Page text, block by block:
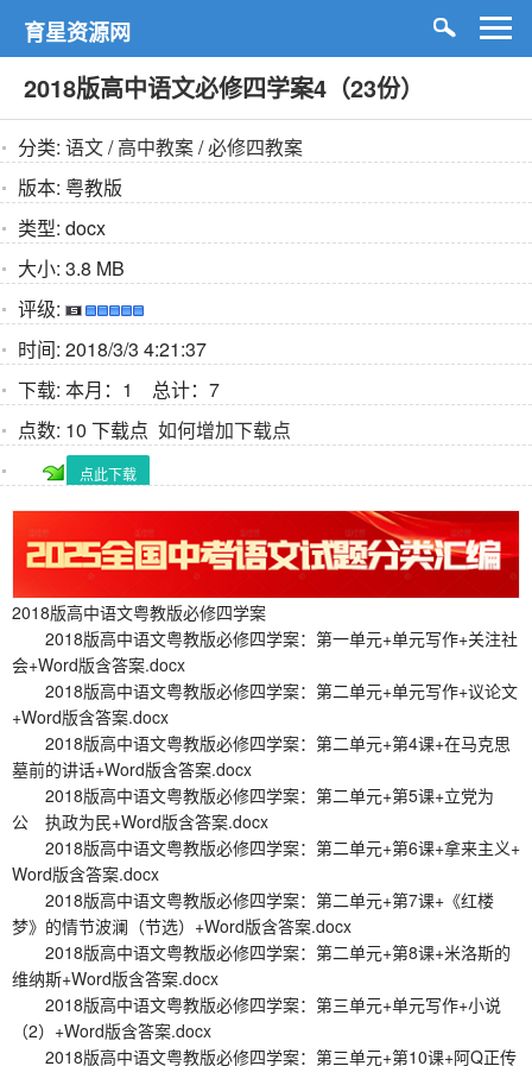
育星资源网
2018版高中语文必修四学案4（23份）
分类: 语文/高中教案/必修四教案
版本: 粤教版
类型: docx
大小: 3.8 MB
评级:
时间: 2018/3/3 4:21:37
下载: 本月：1 总计：7
点数: 10 下载点 如何增加下载点
点此下载
2018版高中语文粤教版必修四学案
2018版高中语文粤教版必修四学案：第一单元+单元写作+关注社
会+Word版含答案.docx
2018版高中语文粤教版必修四学案：第二单元+单元写作+议论文
+Word版含答案.docx
2018版高中语文粤教版必修四学案：第二单元+第4课+在马克思
墓前的讲话+Word版含答案.docx
2018版高中语文粤教版必修四学案：第二单元+第5课+立党为
公 执政为民+Word版含答案.docx
2018版高中语文粤教版必修四学案：第二单元+第6课+拿来主义+
Word版含答案.docx
2018版高中语文粤教版必修四学案：第二单元+第7课+《红楼
梦》的情节波澜（节选）+Word版含答案.docx
2018版高中语文粤教版必修四学案：第二单元+第8课+米洛斯的
维纳斯+Word版含答案.docx
2018版高中语文粤教版必修四学案：第三单元+单元写作+小说
（2）+Word版含答案.docx
2018版高中语文粤教版必修四学案：第三单元+第10课+阿Q正传